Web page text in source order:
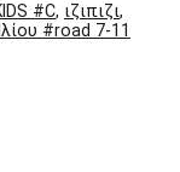
#C, ιζιπιζι,
#road 7-11